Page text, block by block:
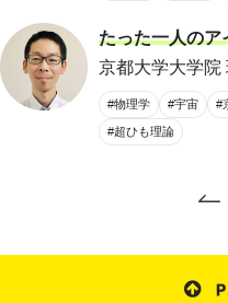
たった一人のア
京都大学大学
#物理学 #宇宙 #
#超ひも理論